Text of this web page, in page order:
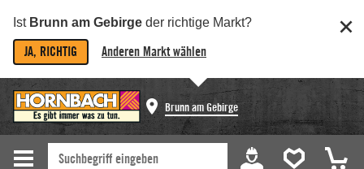
Ist Brunn am Gebirge der richtige Markt?
JA, RICHTIG Anderen Markt wählen
Brunn am Gebirge